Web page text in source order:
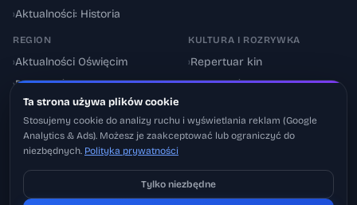
›Aktualności: Historia
REGION
›Aktualności Oświęcim
›Powiat oświęcimski
Utrudnienia drogowe
KULTURA I ROZRYWKA
›Repertuar kin
›Aktualności: Kultura
Ta strona używa plików cookie
Stosujemy cookie do analizy ruchu i wyświetlania reklam (Google
Analytics & Ads). Możesz je zaakceptować lub ograniczyć do
niezbędnych. Polityka prywatności
Tylko niezbędne
Pobierz na iOS